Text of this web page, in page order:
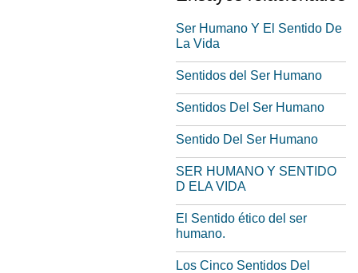
Ser Humano Y El Sentido De
La Vida
Sentidos del Ser Humano
Sentidos Del Ser Humano
Sentido Del Ser Humano
SER HUMANO Y SENTIDO
D ELA VIDA
El Sentido ético del ser
humano.
Los Cinco Sentidos Del